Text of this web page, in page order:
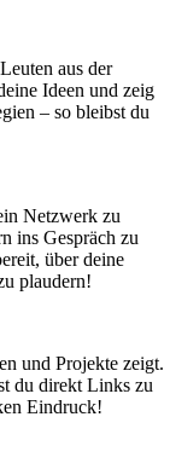
aus der
Ideen und zeig
– so bleibst du
Netzwerk zu
ins Gespräch zu
über deine
plaudern!
und Projekte zeigt.
du direkt Links zu
Eindruck!